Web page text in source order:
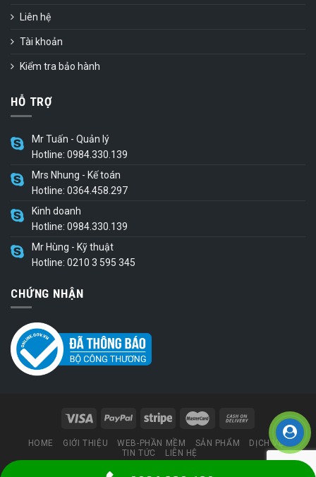
Liên hệ
Tài khoản
Kiểm tra bảo hành
HỖ TRỢ
Mr Tuấn - Quản lý
Hotline: 0984.330.139
Mrs Nhung - Kế toán
Hotline: 0364.458.297
Kinh doanh
Hotline: 0984.330.139
Mr Hùng - Kỹ thuật
Hotline: 0210 3 595 345
CHỨNG NHẬN
HOME GIỚI THIỆU WEB-PHẦN MỀM SẢN PHẨM
DỊCH VỤ
TIN TỨC
LIÊN HỆ